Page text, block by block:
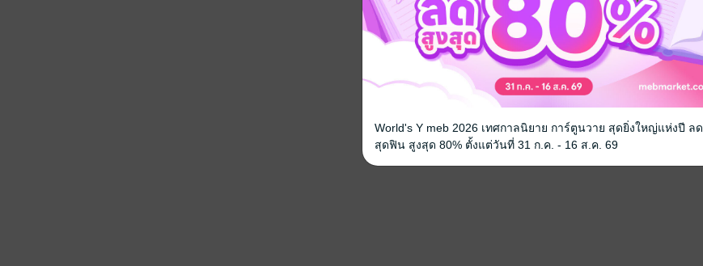
World's Y meb 2026 เทศกาลนิยาย การ์ตูนวาย สุดยิ่งใหญ่แห่งปี ลด
สุดฟิน สูงสุด 80% ตั้งแต่วันที่ 31 ก.ค. - 16 ส.ค. 69